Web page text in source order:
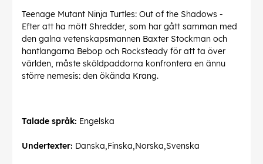
Teenage Mutant Ninja Turtles: Out of the Shadows -
Efter att ha mött Shredder, som har gått samman med
den galna vetenskapsmannen Baxter Stockman och
hantlangarna Bebop och Rocksteady för att ta över
världen, måste sköldpaddorna konfrontera en ännu
större nemesis: den ökända Krang.
Talade språk: Engelska
Undertexter: Danska,Finska,Norska,Svenska